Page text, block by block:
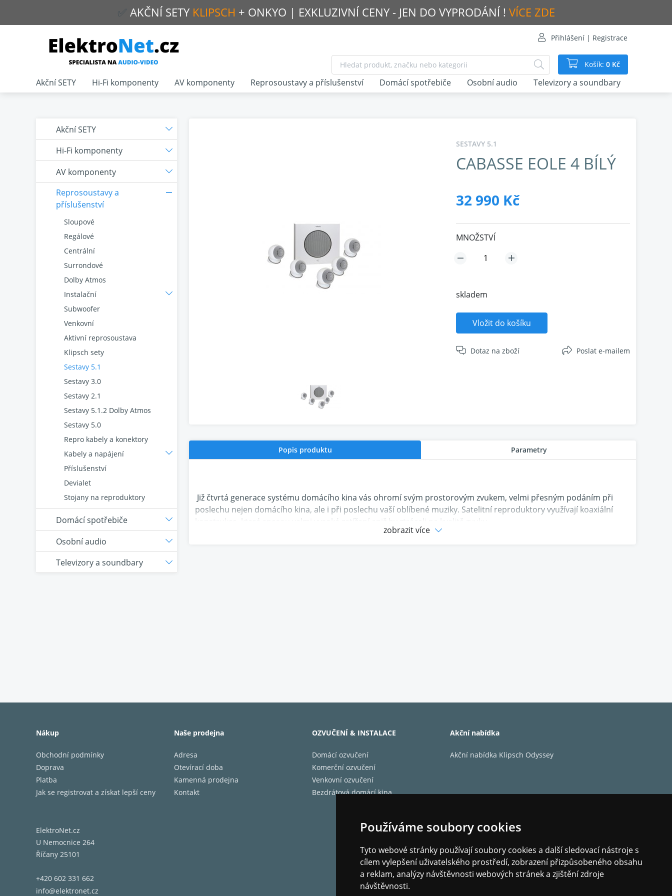
Používáme soubory cookies
Tyto webové stránky používají soubory cookies a další sledovací nástroje s
cílem vylepšení uživatelského prostředí, zobrazení přizpůsobeného obsahu
a reklam, analýzy návštěvnosti webových stránek a zjištění zdroje
návštěvnosti.
✅ AKČNÍ SETY KLIPSCH + ONKYO | EXKLUZIVNÍ CENY - JEN DO VYPRODÁNÍ ! VÍCE ZDE
Přihlášení | Registrace
Košík: 0 Kč
SESTAVY 5.1
CABASSE EOLE 4 BÍLÝ
32 990 Kč
MNOŽSTVÍ
skladem
Vložit do košíku
Dotaz na zboží Poslat e-mailem
Popis produktu Parametry
Již čtvrtá generace systému domácího kina vás ohromí svým prostorovým zvukem, velmi přesným podáním při
poslechu nejen domácího kina, ale i při poslechu vaší oblíbené muziky. Satelitní reproduktory využívají koaxiální
konstrukce, které snesou velmi vysoké zatížení aniž by ztráceli na kvalitě zvuku.
Výhodou tohoto systému jsou malé rozměry, při zachování velmi kvalitní a detailní hudby. Reproduktory je možné
instalovat na strop, stěnu nebo jen jednoduše položit na polici.
zobrazit více
Akční SETY
Hi-Fi komponenty
AV komponenty
Reprosoustavy a
příslušenství
Sloupové
Regálové
Centrální
Surrondové
Dolby Atmos
Instalační
Subwoofer
Venkovní
Aktivní reprosoustava
Klipsch sety
Sestavy 5.1
Sestavy 3.0
Sestavy 2.1
Sestavy 5.1.2 Dolby Atmos
Sestavy 5.0
Repro kabely a konektory
Kabely a napájení
Příslušenství
Devialet
Stojany na reproduktory
Domácí spotřebiče
Osobní audio
Televizory a soundbary
Akční SETY Hi-Fi komponenty AV komponenty Reprosoustavy a příslušenství Domácí spotřebiče Osobní audio Televizory a soundbary
Nákup
Obchodní podmínky
Doprava
Platba
Jak se registrovat a získat lepší ceny
Naše prodejna
Adresa
Otevírací doba
Kamenná prodejna
Kontakt
OZVUČENÍ & INSTALACE
Domácí ozvučení
Komerční ozvučení
Venkovní ozvučení
Bezdrátová domácí kina
Akční nabídka
Akční nabídka Klipsch Odyssey
ElektroNet.cz
U Nemocnice 264
Říčany 25101
+420 602 331 662
info@elektronet.cz